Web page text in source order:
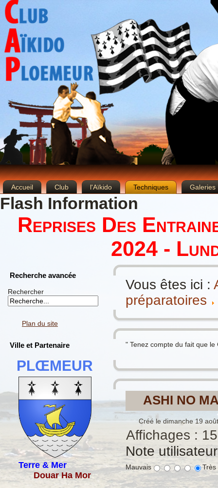
Accueil Club l'Aïkido Techniques Galeries
Flash Information
Reprises Des
2024 -
Recherche avancée
Rechercher
Plan du site
Ville et Partenaire
PLŒMEUR
Terre & Mer
Douar Ha Mor
Vous êtes ici :
préparatoires
" Tenez compte du fait que
ASHI NO
Créé le dimanche 19
Affichages :
Note
Mauvais